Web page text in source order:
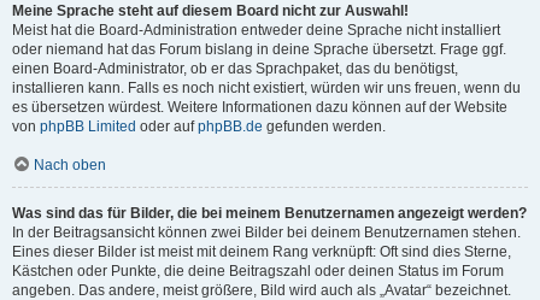
Meine Sprache steht auf diesem Board nicht zur Auswahl!
Meist hat die Board-Administration entweder deine Sprache nicht installiert
oder niemand hat das Forum bislang in deine Sprache übersetzt. Frage ggf.
einen Board-Administrator, ob er das Sprachpaket, das du benötigst,
installieren kann. Falls es noch nicht existiert, würden wir uns freuen, wenn du
es übersetzen würdest. Weitere Informationen dazu können auf der Website
von phpBB Limited oder aufphpBB.de gefunden werden.
Nach oben
Was sind das für Bilder, die bei meinem Benutzernamen angezeigt werden?
In der Beitragsansicht können zwei Bilder bei deinem Benutzernamen stehen.
Eines dieser Bilder ist meist mit deinem Rang verknüpft: Oft sind dies Sterne,
Kästchen oder Punkte, die deine Beitragszahl oder deinen Status im Forum
angeben. Das andere, meist größere, Bild wird auch als „Avatar“ bezeichnet.